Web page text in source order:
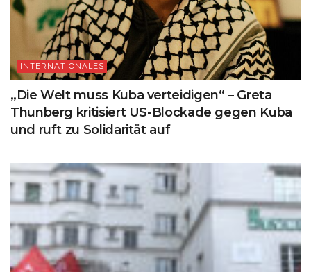
INTERNATIONALES
„Die Welt muss Kuba verteidigen“ – Greta
Thunberg kritisiert US-Blockade gegen Kuba
und ruft zu Solidarität auf